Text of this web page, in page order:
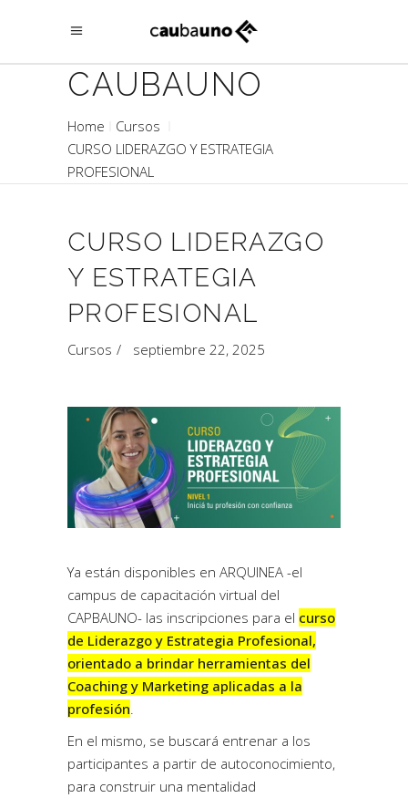
CAUBAUNO
Home
Cursos
CURSO LIDERAZGO Y ESTRATEGIA
PROFESIONAL
CURSO LIDERAZGO
Y ESTRATEGIA
PROFESIONAL
Cursos septiembre 22, 2025
Ya están disponibles en ARQUINEA -el
campus de capacitación virtual del
CAPBAUNO- las inscripciones para el curso
de Liderazgo y Estrategia Profesional,
orientado a brindar herramientas del
Coaching y Marketing aplicadas a la
profesión
En el mismo, se buscará entrenar a los
participantes a partir de autoconocimiento,
para construir una mentalidad